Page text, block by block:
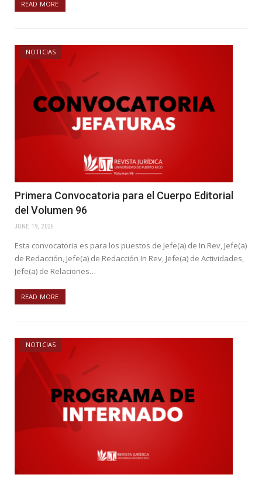
READ MORE
NOTICIAS
Primera Convocatoria para el Cuerpo Editorial
del Volumen 96
JUNE 19, 2026
Esta convocatoria es para los puestos de Jefe(a) de In Rev, Jefe(a)
de Redacción, Jefe(a) de Redacción In Rev, Jefe(a) de Actividades,
Jefe(a) de Relaciones…
READ MORE
NOTICIAS